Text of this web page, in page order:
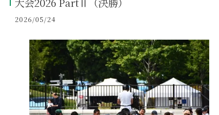
2026/05/24